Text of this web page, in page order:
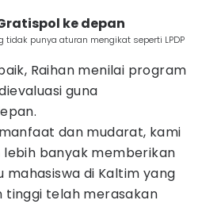
ke depan
punya aturan mengikat seperti LPDP
Raihan menilai program
guna
dan mudarat, kami
lebih banyak memberikan
mahasiswa di Kaltim yang
tinggi telah merasakan